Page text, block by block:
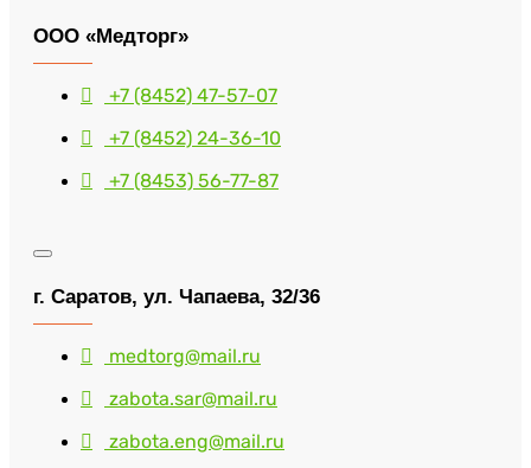
ООО «Медторг»
+7 (8452) 47-57-07
+7 (8452) 24-36-10
+7 (8453) 56-77-87
г. Саратов, ул. Чапаева, 32/36
medtorg@mail.ru
zabota.sar@mail.ru
zabota.eng@mail.ru